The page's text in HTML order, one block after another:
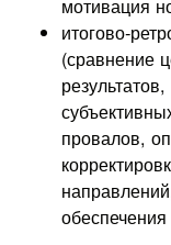
(сравнение
провалов,